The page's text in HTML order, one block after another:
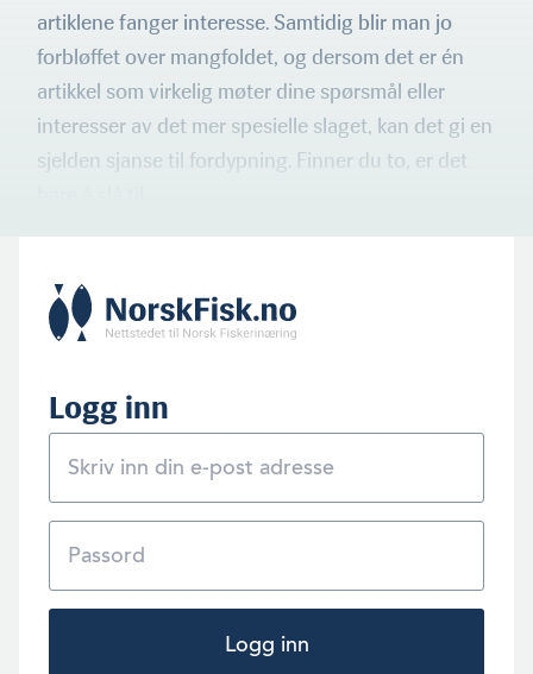
artiklene fanger interesse. Samtidig blir man jo
forbløffet over mangfol­det, og dersom det er én
artikkel som virkelig møter dine spørsmål eller
interesser av det mer spesielle slaget, kan det gi en
sjelden sjanse til fordypning. Finner du to, er det
Logg inn
Logg inn